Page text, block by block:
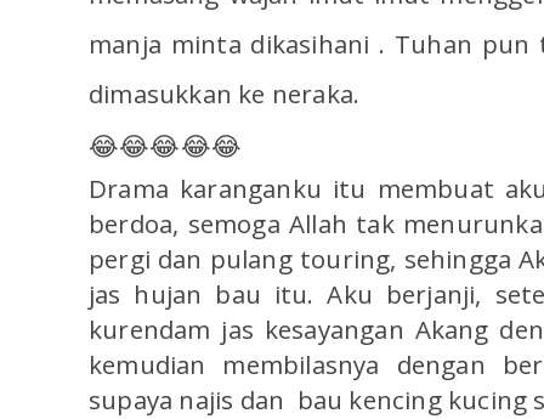
manja minta dikasihani . Tuhan
dimasukkan ke neraka.
😂😂😂😂😂
Drama karanganku itu membuat
berdoa, semoga Allah tak
pergi dan pulang touring, sehingga
jas hujan bau itu. Aku berjanji,
kurendam jas kesayangan Akang
kemudian membilasnya dengan
supaya najis dan bau kencing kucing